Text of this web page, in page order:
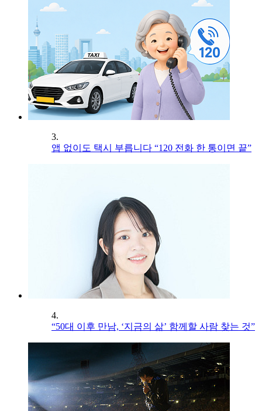
3.
앱 없이도 택시 부릅니다 “120 전화 한 통이면 끝”
4.
“50대 이후 만남, ‘지금의 삶’ 함께할 사람 찾는 것”